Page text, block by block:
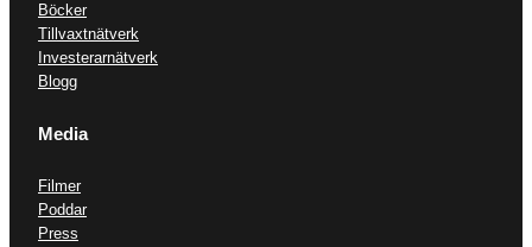
Böcker
Tillvaxtnätverk
Investerarnätverk
Blogg
Media
Filmer
Poddar
Press